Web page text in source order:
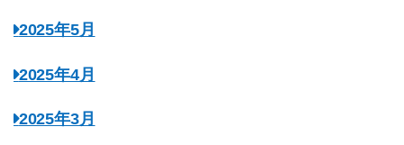
2025年5月
2025年4月
2025年3月